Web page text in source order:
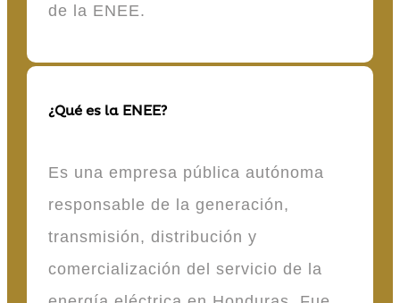
de la ENEE.
¿Qué es la ENEE?
Es una empresa pública autónoma
responsable de la generación,
transmisión, distribución y
comercialización del servicio de la